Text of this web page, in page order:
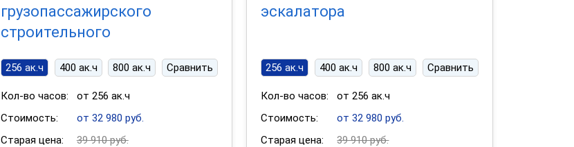
грузопассажирского
строительного
256 ак.ч 400 ак.ч 800 ак.ч Сравнить
Кол-во часов:
от 256 ак.ч
Стоимость:
от 32 980 руб.
Старая цена:
39 910 руб.
эскалатора
256 ак.ч 400 ак.ч 800 ак.ч Сравнить
Кол-во часов:
от 256 ак.ч
Стоимость:
от 32 980 руб.
Старая цена:
39 910 руб.